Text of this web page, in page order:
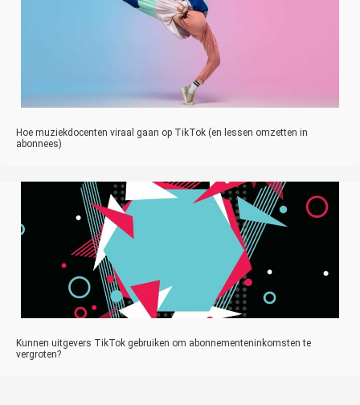
Hoe muziekdocenten viraal gaan op TikTok (en lessen omzetten in
abonnees)
Kunnen uitgevers TikTok gebruiken om abonnementeninkomsten te
vergroten?